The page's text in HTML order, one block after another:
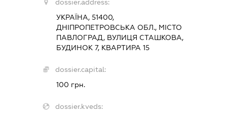
dossier.address:
УКРАЇНА, 51400,
ДНІПРОПЕТРОВСЬКА ОБЛ., МІСТО
ПАВЛОГРАД, ВУЛИЦЯ СТАШКОВА,
БУДИНОК 7, КВАРТИРА 15
dossier.capital:
100 грн.
dossier.kveds: